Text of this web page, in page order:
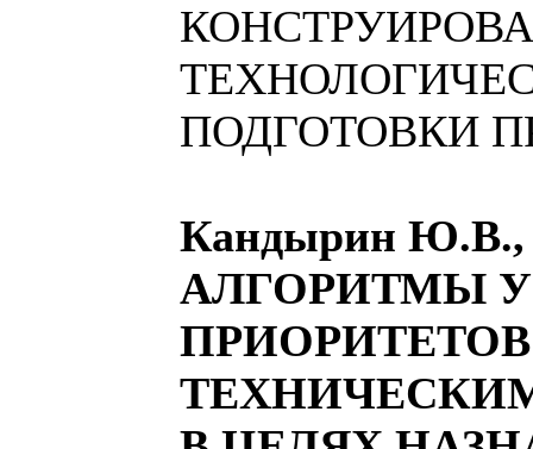
ПОДГОТОВКИ
Кандырин
АЛГОРИТМЫ